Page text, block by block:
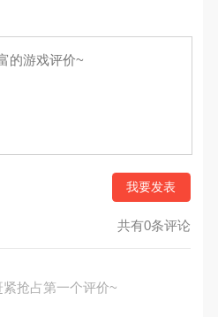
我要发表
共有0条评论
抢占第一个评价~